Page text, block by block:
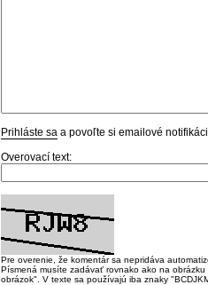
Prihláste sa a povoľte si emailové
Overovací text:
Pre overenie, že komentár sa nepridáva
Písmená musíte zadávať rovnako ako na
obrázok". V texte sa používajú iba znaky